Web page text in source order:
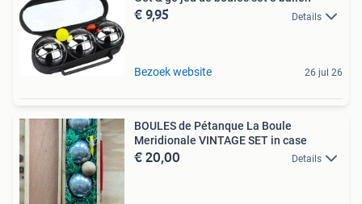
€ 9,95 Details
Bezoek website 26 jul 26
BOULES de Pétanque La Boule
Meridionale VINTAGE SET in case
€ 20,00 Details